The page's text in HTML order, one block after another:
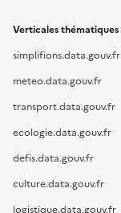
Verticales thématiques
simplifions.data.gouv.fr
meteo.data.gouv.fr
transport.data.gouv.fr
ecologie.data.gouv.fr
defis.data.gouv.fr
culture.data.gouv.fr
logistique.data.gouv.fr